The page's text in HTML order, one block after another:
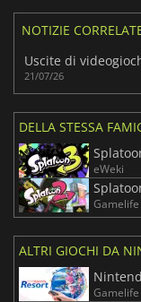
NOTIZIE
21/07/26
DELLA STESSA
eWeki
Gamelife
ALTRI GIOCHI DA
Gamelife